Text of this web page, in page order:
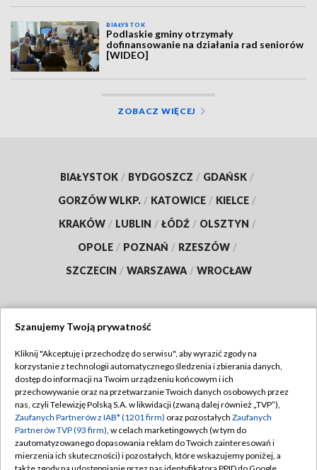
BIAŁYSTOK
Podlaskie gminy otrzymały
dofinansowanie na działania rad seniorów
[WIDEO]
ZOBACZ WIĘCEJ
BIAŁYSTOK / BYDGOSZCZ / GDAŃSK /
GORZÓW WLKP. / KATOWICE / KIELCE /
KRAKÓW / LUBLIN / ŁÓDŹ / OLSZTYN /
OPOLE / POZNAŃ / RZESZÓW /
SZCZECIN / WARSZAWA / WROCŁAW
TVP
Abonament TVP
Emisja w TVP
Centrum informacji TVP
Naziemna Telewizja Cyfrowa
Regulamin TVP
Polityka prywatności
Moje zgody
Pomoc
Szanujemy Twoją prywatność
Kliknij "Akceptuję i przechodzę do serwisu", aby wyrazić zgody na
korzystanie z technologii automatycznego śledzenia i zbierania danych,
dostęp do informacji na Twoim urządzeniu końcowym i ich
przechowywanie oraz na przetwarzanie Twoich danych osobowych przez
nas, czyli Telewizję Polską S.A. w likwidacji (zwaną dalej również „TVP”),
Zaufanych Partnerów z IAB* (1201 firm) oraz pozostałych Zaufanych
Partnerów TVP (93 firm), w celach marketingowych (w tym do
zautomatyzowanego dopasowania reklam do Twoich zainteresowań i
mierzenia ich skuteczności) i pozostałych, które wskazujemy poniżej, a